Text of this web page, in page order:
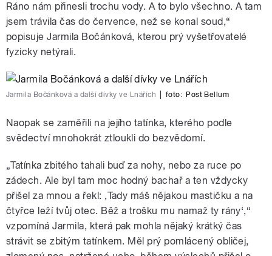
Ráno nám přinesli trochu vody. A to bylo všechno. A tam
jsem trávila čas do července, než se konal soud,“
popisuje Jarmila Bočánková, kterou prý vyšetřovatelé
fyzicky netýrali.
Jarmila Bočánková a další dívky ve Lnářích foto: Post Bellum
Naopak se zaměřili na jejího tatínka, kterého podle
svědectví mnohokrát ztloukli do bezvědomí.
„Tatínka zbitého tahali buď za nohy, nebo za ruce po
zádech. Ale byl tam moc hodný bachař a ten vždycky
přišel za mnou a řekl: ‚Tady máš nějakou mastičku a na
čtyřce leží tvůj otec. Běž a trošku mu namaž ty rány‘,“
vzpomíná Jarmila, která pak mohla nějaký krátký čas
strávit se zbitým tatínkem. Měl prý pomlácený obličej,